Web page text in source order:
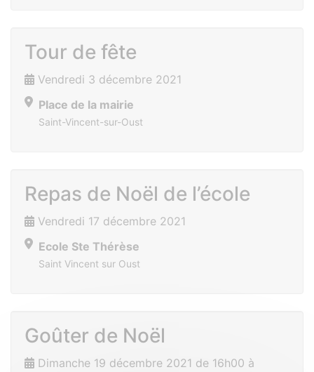
Tour de fête
Vendredi 3 décembre 2021
Place de la mairie
Saint-Vincent-sur-Oust
Repas de Noël de l’école
Vendredi 17 décembre 2021
Ecole Ste Thérèse
Saint Vincent sur Oust
Goûter de Noël
Dimanche 19 décembre 2021 de 16h00 à